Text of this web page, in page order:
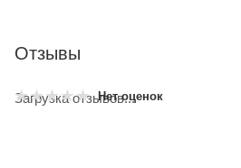
Отзывы
Нет оценок
Загрузка отзывов...